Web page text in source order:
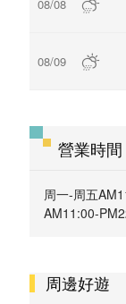
08/08
08/09
營業時間
周一-周五
AM11:00-
周邊好遊